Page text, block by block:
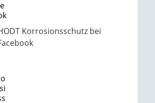
Korrosionsschutz bei